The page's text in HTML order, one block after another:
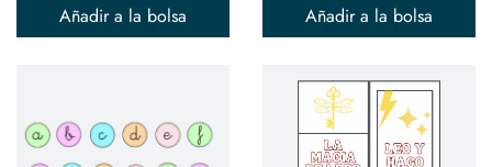
Añadir a la bolsa
Añadir a la bolsa